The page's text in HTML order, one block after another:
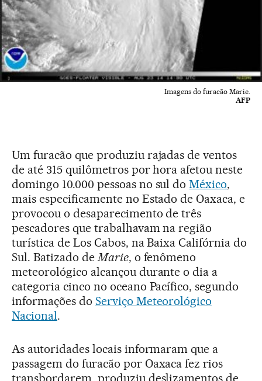
Imagens do furacão Marie.
AFP
Um furacão que produziu rajadas de ventos
de até 315 quilômetros por hora afetou neste
domingo 10.000 pessoas no sul doMéxico,
mais especificamente no Estado de Oaxaca, e
provocou o desaparecimento de três
pescadores que trabalhavam na região
turística de Los Cabos, na Baixa Califórnia do
Sul. Batizado deMarie, o fenômeno
meteorológico alcançou durante o dia a
categoria cinco no oceano Pacífico, segundo
informações do Serviço Meteorológico
Nacional.
As autoridades locais informaram que a
passagem do furacão por Oaxaca fez rios